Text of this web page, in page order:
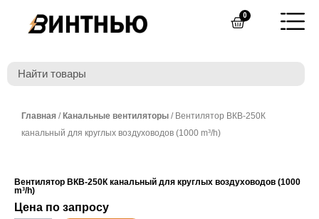
0Cart
Главная / Канальные вентиляторы / Вентилятор ВКВ-250К
канальный для круглых воздуховодов (1000 m³/h)
Вентилятор ВКВ-250К канальный для круглых воздуховодов (1000
m³/h)
Цена по запросу